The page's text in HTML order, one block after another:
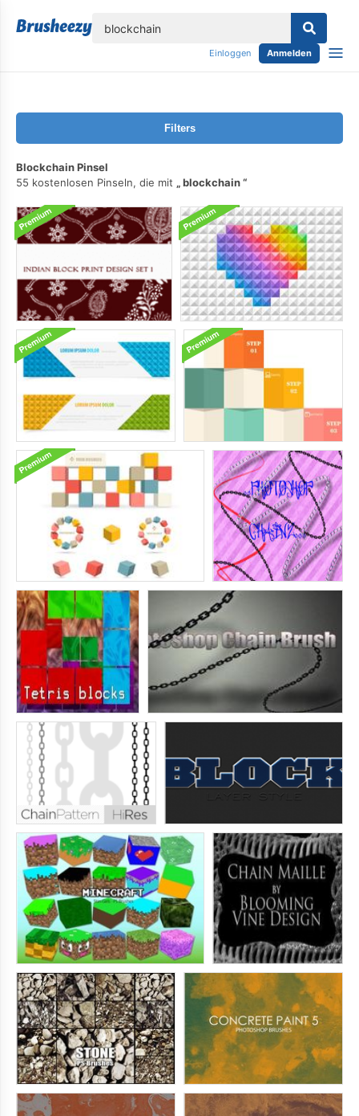
Einloggen Anmelden
Filters
Blockchain Pinsel
55 kostenlosen Pinseln, die mit
blockchain